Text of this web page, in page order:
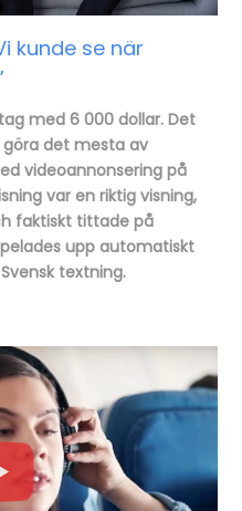
kunde se när
med 6 000 dollar. Det
det mesta av
videoannonsering på
var en riktig visning,
faktiskt tittade på
upp automatiskt
textning.